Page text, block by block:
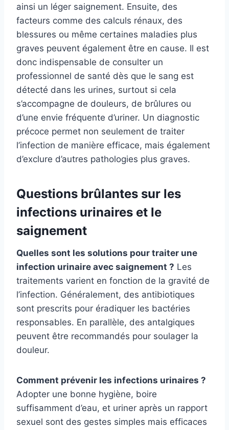
ainsi un léger saignement. Ensuite, des
facteurs comme des calculs rénaux, des
blessures ou même certaines maladies plus
graves peuvent également être en cause. Il est
donc indispensable de consulter un
professionnel de santé dès que le sang est
détecté dans les urines, surtout si cela
s’accompagne de douleurs, de brûlures ou
d’une envie fréquente d’uriner. Un diagnostic
précoce permet non seulement de traiter
l’infection de manière efficace, mais également
d’exclure d’autres pathologies plus graves.
Questions brûlantes sur les
infections urinaires et le
saignement
Quelles sont les solutions pour traiter une
infection urinaire avec saignement ? Les
traitements varient en fonction de la gravité de
l’infection. Généralement, des antibiotiques
sont prescrits pour éradiquer les bactéries
responsables. En parallèle, des antalgiques
peuvent être recommandés pour soulager la
douleur.
Comment prévenir les infections urinaires ?
Adopter une bonne hygiène, boire
suffisamment d’eau, et uriner après un rapport
sexuel sont des gestes simples mais efficaces